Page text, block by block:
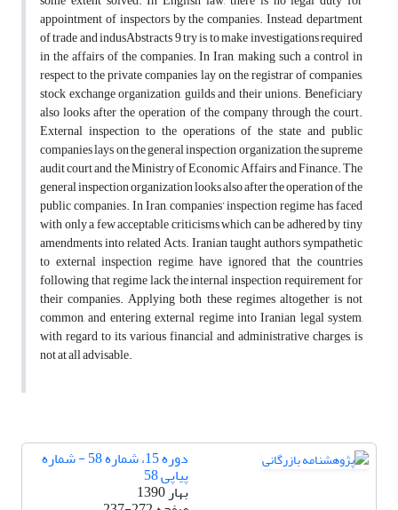
appointment of inspectors by the companies. Instead, department
of trade and indusAbstracts 9 try is to make investigations required
in the affairs of the companies. In Iran, making such a control in
respect to the private companies lay on the registrar of companies,
stock exchange organization, guilds and their unions. Beneficiary
also looks after the operation of the company through the court.
External inspection to the operations of the state and public
companies lays on the general inspection organization, the supreme
audit court and the Ministry of Economic Affairs and Finance. The
general inspection organization looks also after the operation of the
public companies. In Iran, companies’ inspection regime has faced
with only a few acceptable criticisms which can be adhered by tiny
amendments into related Acts. Iranian taught authors sympathetic
to external inspection regime, have ignored that the countries
following that regime lack the internal inspection requirement for
their companies. Applying both these regimes altogether is not
common, and entering external regime into Iranian legal system,
with regard to its various financial and administrative charges, is
not at all advisable.
دوره 15، شماره 58 - شماره
پیاپی 58
بهار 1390